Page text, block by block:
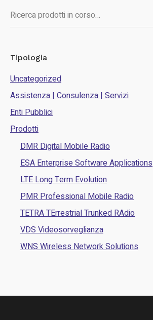
Cerca
Tipologia
Uncategorized
Assistenza | Consulenza | Servizi
Enti Pubblici
Prodotti
DMR Digital Mobile Radio
ESA Enterprise Software Applications
LTE Long Term Evolution
PMR Professional Mobile Radio
TETRA TErrestrial Trunked RAdio
VDS Videosorveglianza
WNS Wireless Network Solutions